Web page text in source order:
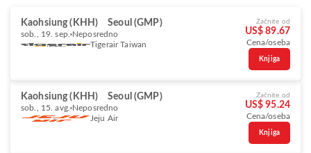
Kaohsiung (KHH) Seoul (GMP)
sob., 19. sep. Neposredno
Tigerair Taiwan
Začnite od
US$ 89.67
Cena/oseba
Knjiga
Kaohsiung (KHH) Seoul (GMP)
sob., 15. avg. Neposredno
Jeju Air
Začnite od
US$ 95.24
Cena/oseba
Knjiga